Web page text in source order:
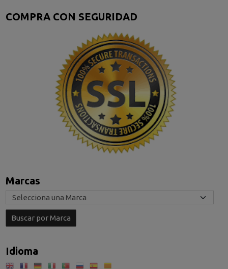
COMPRA CON SEGURIDAD
Marcas
Idioma